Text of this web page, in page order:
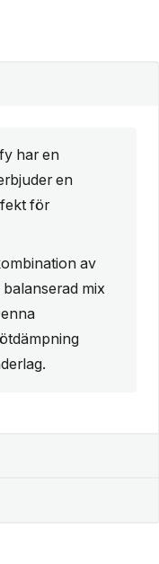
har en
en
för
av
mix